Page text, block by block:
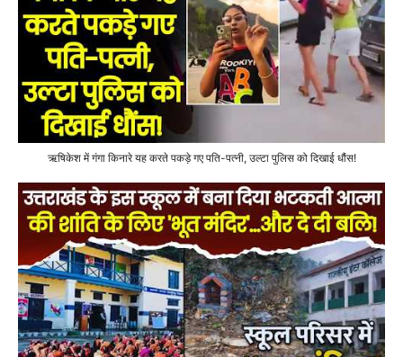
ऋषिकेश में गंगा किनारे यह करते पकड़े गए पति-पत्नी, उल्टा पुलिस को दिखाई धौंस!